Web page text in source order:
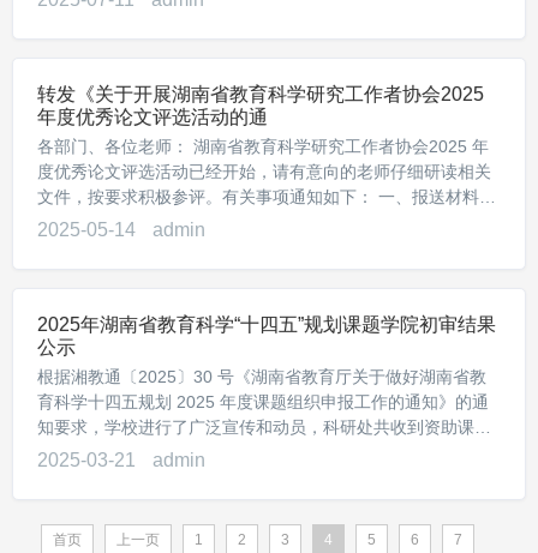
转发《关于开展湖南省教育科学研究工作者协会2025
年度优秀论文评选活动的通
各部门、各位老师： 湖南省教育科学研究工作者协会2025 年
度优秀论文评选活动已经开始，请有意向的老师仔细研读相关
文件，按要求积极参评。有关事项通知如下： 一、报送材料
1、...
2025-05-14 admin
2025年湖南省教育科学“十四五”规划课题学院初审结果
公示
根据湘教通〔2025〕30 号《湖南省教育厅关于做好湖南省教
育科学十四五规划 2025 年度课题组织申报工作的通知》的通
知要求，学校进行了广泛宣传和动员，科研处共收到资助课题
申报材...
2025-03-21 admin
首页 上一页 1 2 3 4 5 6
7